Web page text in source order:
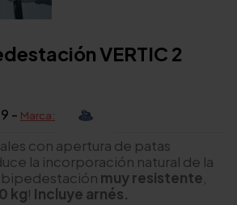
VERTIC 2
- Marca:
con apertura de patas
la incorporación natural de la
bipedestación muy resistente
kg! Incluye arnés.